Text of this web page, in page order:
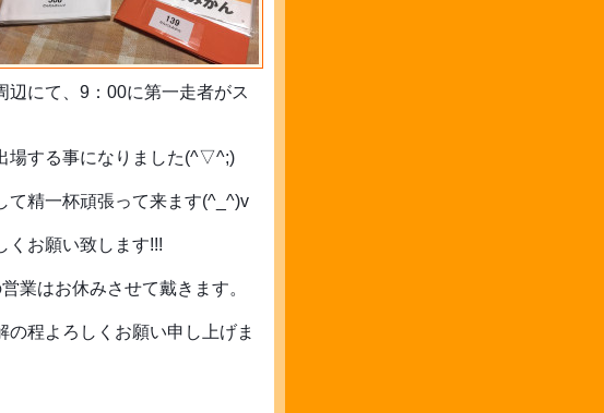
辺にて、9：00に第一走者がス
場する事になりました(^▽^;)
て精一杯頑張って来ます(^_^)v
くお願い致します!!!
業はお休みさせて戴きます。
程よろしくお願い申し上げま